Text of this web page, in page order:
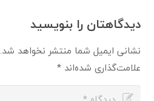
دیدگاهتان را بنویسید
نشانی ایمیل شما منتشر نخواهد شد.
علامت‌گذاری شده‌اند*